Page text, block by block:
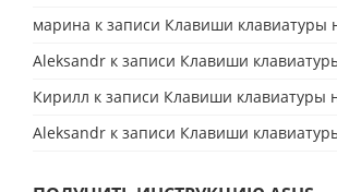
марина к записи Клавиши клавиатуры
Aleksandr к записи Клавиши
Кирилл к записи Клавиши клавиатуры
Aleksandr к записи Клавиши